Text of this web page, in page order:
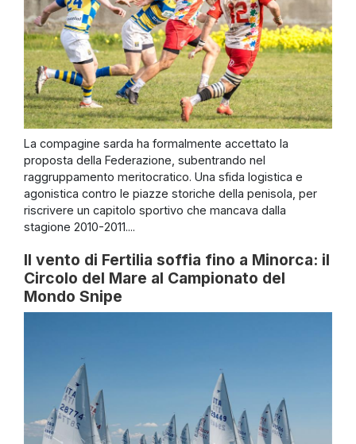
La compagine sarda ha formalmente accettato la
proposta della Federazione, subentrando nel
raggruppamento meritocratico. Una sfida logistica e
agonistica contro le piazze storiche della penisola, per
riscrivere un capitolo sportivo che mancava dalla
stagione 2010-2011....
Il vento di Fertilia soffia fino a Minorca: il
Circolo del Mare al Campionato del
Mondo Snipe